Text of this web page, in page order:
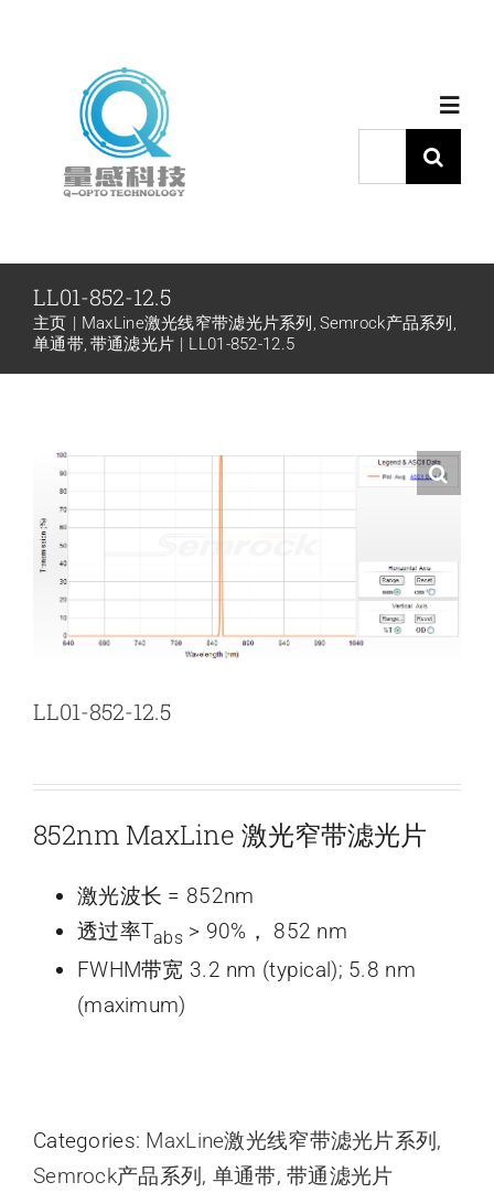
产品中心
代理品牌
下载中心
新闻和活动
关于量感
联系我们
索：
LL01-852-12.5
主页 MaxLine激光线窄带滤光片系列
Semrock产品系列
单通带 带通滤光片 LL01-852-12.5
LL01-852-12.5
852nm MaxLine 激光窄带滤光片
激光波长 = 852nm
透过率Tabs > 90%， 852 nm
FWHM带宽 3.2 nm (typical); 5.8 nm
(maximum)
Categories: MaxLine激光线窄带滤光片系列 ,
Semrock产品系列 , 单通带,带通滤光片